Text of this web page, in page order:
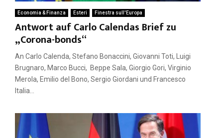
Economia & Finanza Esteri Finestra sull'Europa
Antwort auf Carlo Calendas Brief zu
„Corona-bonds“
An Carlo Calenda, Stefano Bonaccini, Giovanni Toti, Luigi
Brugnaro, Marco Bucci, Beppe Sala, Giorgio Gori, Virginio
Merola, Emilio del Bono, Sergio Giordani und Francesco
Italia...